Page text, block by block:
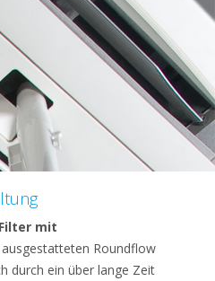
Filter mit
ausgestatteten Roundflow
durch ein über lange Zeit